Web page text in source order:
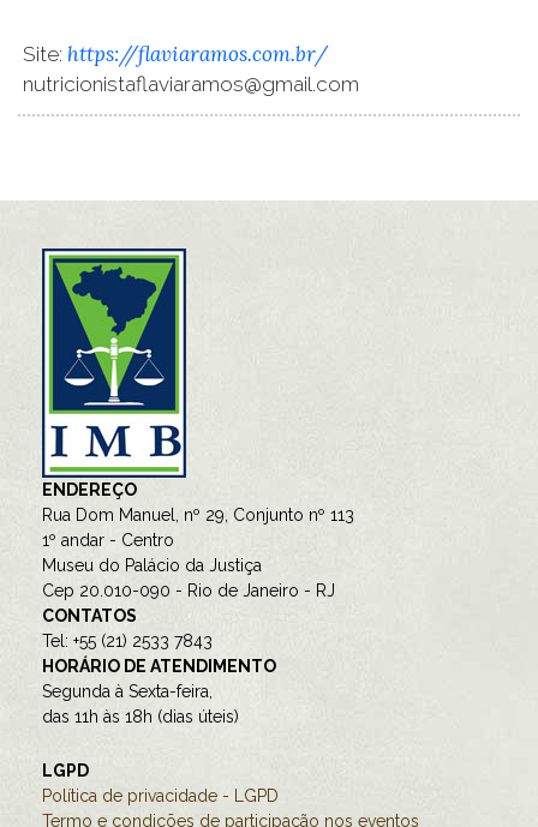
Site: https://flaviaramos.com.br/
nutricionistaflaviaramos@gmail.com
ENDEREÇO
Rua Dom Manuel, nº 29, Conjunto nº 113
1º andar - Centro
Museu do Palácio da Justiça
Cep 20.010-090 - Rio de Janeiro - RJ
CONTATOS
Tel: +55 (21) 2533 7843
HORÁRIO DE ATENDIMENTO
Segunda à Sexta-feira,
das 11h às 18h (dias úteis)
LGPD
Política de privacidade - LGPD
Termo e condições de participação nos eventos